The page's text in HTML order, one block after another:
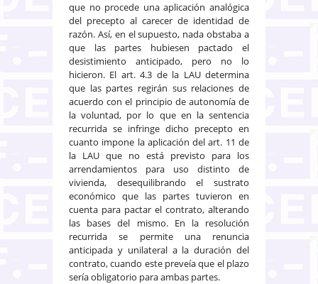
que no procede una aplicación analógica
del precepto al carecer de identidad de
razón. Así, en el supuesto, nada obstaba a
que las partes hubiesen pactado el
desistimiento anticipado, pero no lo
hicieron. El art. 4.3 de la LAU determina
que las partes regirán sus relaciones de
acuerdo con el principio de autonomía de
la voluntad, por lo que en la sentencia
recurrida se infringe dicho precepto en
cuanto impone la aplicación del art. 11 de
la LAU que no está previsto para los
arrendamientos para uso distinto de
vivienda, desequilibrando el sustrato
económico que las partes tuvieron en
cuenta para pactar el contrato, alterando
las bases del mismo. En la resolución
recurrida se permite una renuncia
anticipada y unilateral a la duración del
contrato, cuando este preveía que el plazo
sería obligatorio para ambas partes.